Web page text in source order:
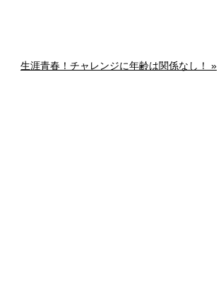
生涯青春！チャレンジに年齢は関係なし！ »